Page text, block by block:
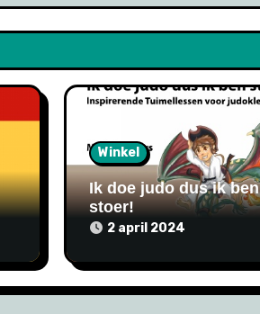
Winkel
Ik doe judo dus ik ben
stoer!
2 april 2024